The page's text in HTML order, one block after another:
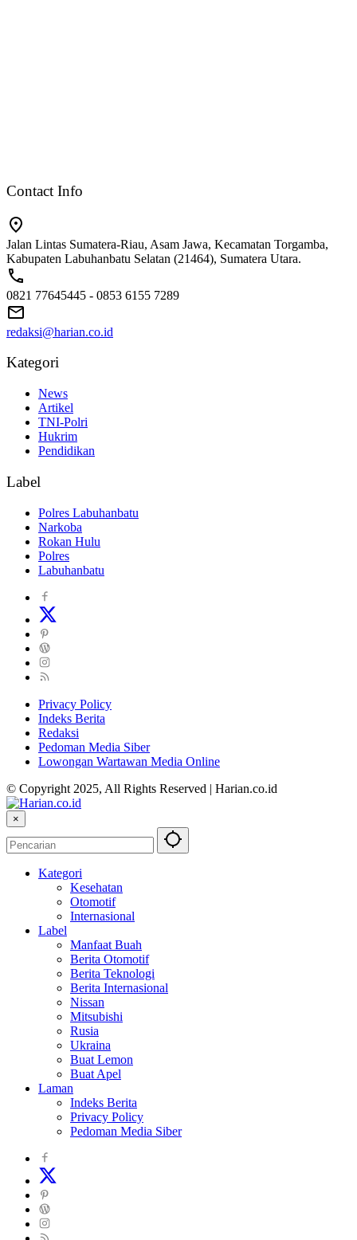
Contact Info
Jalan Lintas Sumatera-Riau, Asam Jawa, Kecamatan Torgamba,
Kabupaten Labuhanbatu Selatan (21464), Sumatera Utara.
0821 77645445 - 0853 6155 7289
redaksi@harian.co.id
Kategori
News
Artikel
TNI-Polri
Hukrim
Pendidikan
Label
Polres Labuhanbatu
Narkoba
Rokan Hulu
Polres
Labuhanbatu
Privacy Policy
Indeks Berita
Redaksi
Pedoman Media Siber
Lowongan Wartawan Media Online
© Copyright 2025, All Rights Reserved | Harian.co.id
×
Kategori
Kesehatan
Otomotif
Internasional
Label
Manfaat Buah
Berita Otomotif
Berita Teknologi
Berita Internasional
Nissan
Mitsubishi
Rusia
Ukraina
Buat Lemon
Buat Apel
Laman
Indeks Berita
Privacy Policy
Pedoman Media Siber